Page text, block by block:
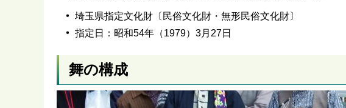
埼玉県指定文化財〔民俗文化財・無形民俗文化財〕
指定日：昭和54年（1979）3月27日
舞の構成